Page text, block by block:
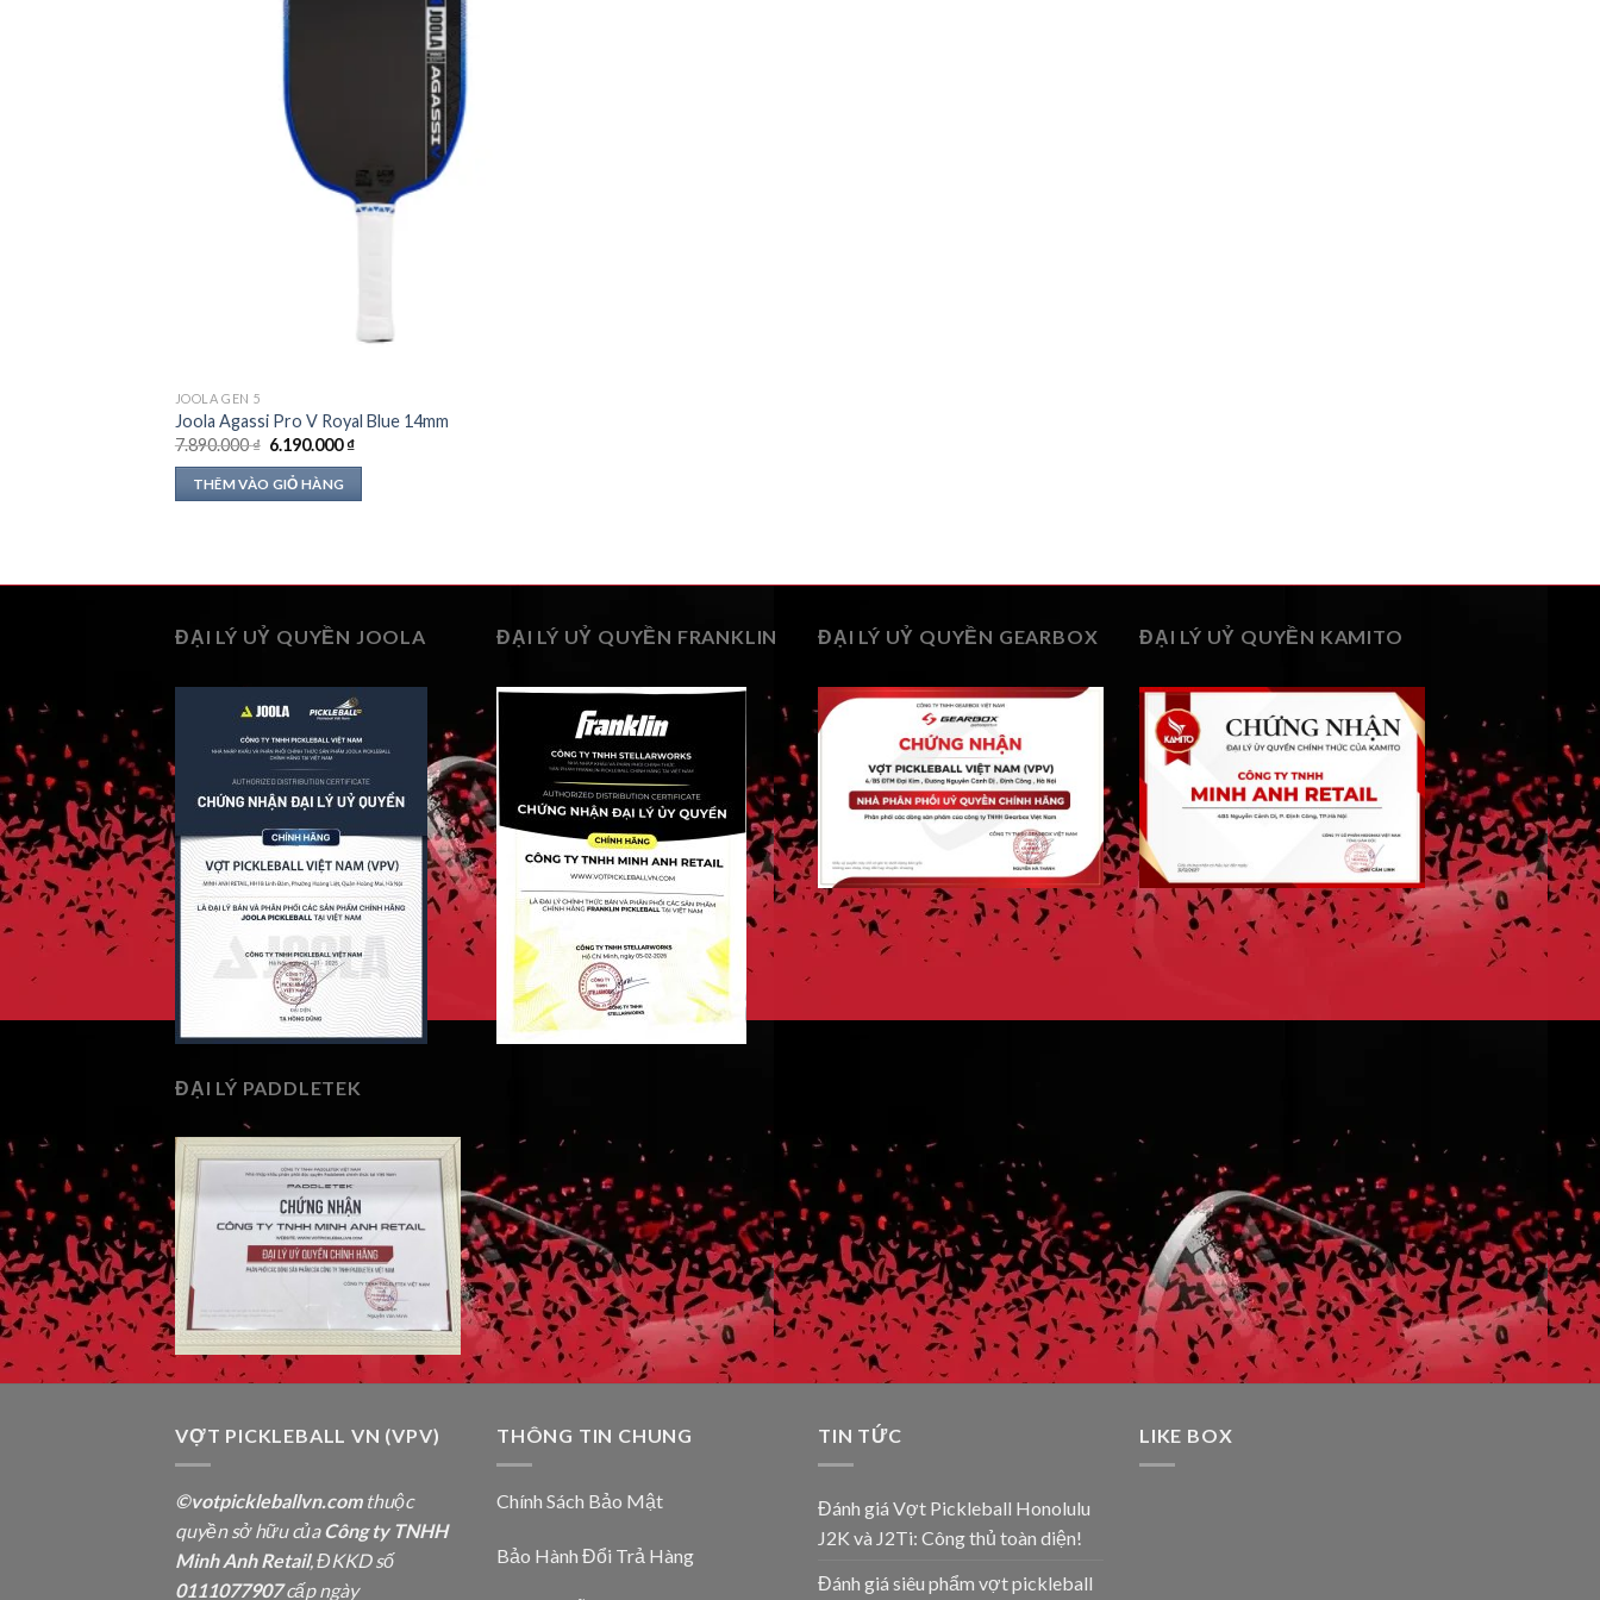
JOOLA GEN 5
Joola Agassi Pro V Royal Blue 14mm
7.890.000₫ Giá
là:
7.890.000 ₫.
6.190.000₫Giá
THÊM VÀO GIỎ HÀNG
ĐẠI LÝ UỶ QUYỀN JOOLA ĐẠI LÝ UỶ QUYỀN FRANKLIN ĐẠI LÝ UỶ QUYỀN GEARBOX ĐẠI LÝ UỶ QUYỀN KAMITO
ĐẠI LÝ PADDLETEK
VỢT PICKLEBALL VN (VPV)
©votpickleballvn.comthuộc
quyền sở hữu củaCông ty TNHH
Minh Anh Retail, ĐKKD số
0111077907cấp ngày
THÔNG TIN CHUNG
Chính Sách Bảo Mật
Bảo Hành Đổi Trả Hàng
TIN TỨC
Đánh giá Vợt Pickleball Honolulu
J2K và J2Ti: Công thủ toàn diện!
Đánh giá siêu phẩm vợt pickleball
LIKE BOX